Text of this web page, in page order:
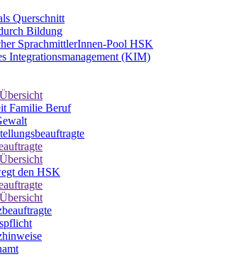
Querschnitt
Bildung
SprachmittlerInnen-Pool HSK
Integrationsmanagement (KIM)
Familie Beruf
den HSK